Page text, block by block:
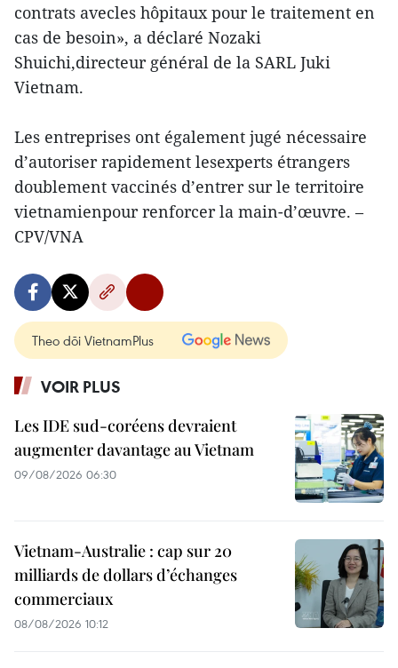
contrats avecles hôpitaux pour le traitement en
cas de besoin», a déclaré Nozaki
Shuichi,directeur général de la SARL Juki
Vietnam.
Les entreprises ont également jugé nécessaire
d’autoriser rapidement lesexperts étrangers
doublement vaccinés d’entrer sur le territoire
vietnamienpour renforcer la main-d’œuvre. –
CPV/VNA
Theo dõi VietnamPlus
VOIR PLUS
Les IDE sud-coréens devraient
augmenter davantage au Vietnam
09/08/2026 06:30
Vietnam-Australie : cap sur 20
milliards de dollars d’échanges
commerciaux
08/08/2026 10:12